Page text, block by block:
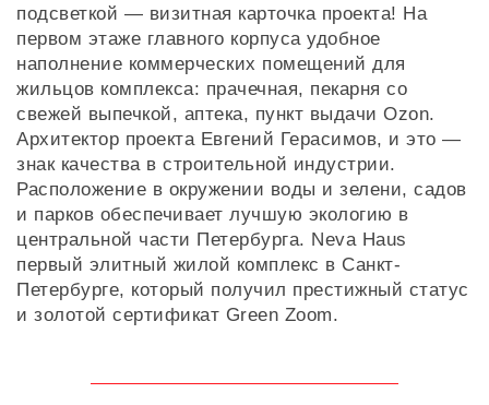
подсветкой — визитная карточка проекта! На
первом этаже главного корпуса удобное
наполнение коммерческих помещений для
жильцов комплекса: прачечная, пекарня со
свежей выпечкой, аптека, пункт выдачи Ozon.
Архитектор проекта Евгений Герасимов, и это —
знак качества в строительной индустрии.
Расположение в окружении воды и зелени, садов
и парков обеспечивает лучшую экологию в
центральной части Петербурга. Neva Haus
первый элитный жилой комплекс в Санкт-
Петербурге, который получил престижный статус
и золотой сертификат Green Zoom.